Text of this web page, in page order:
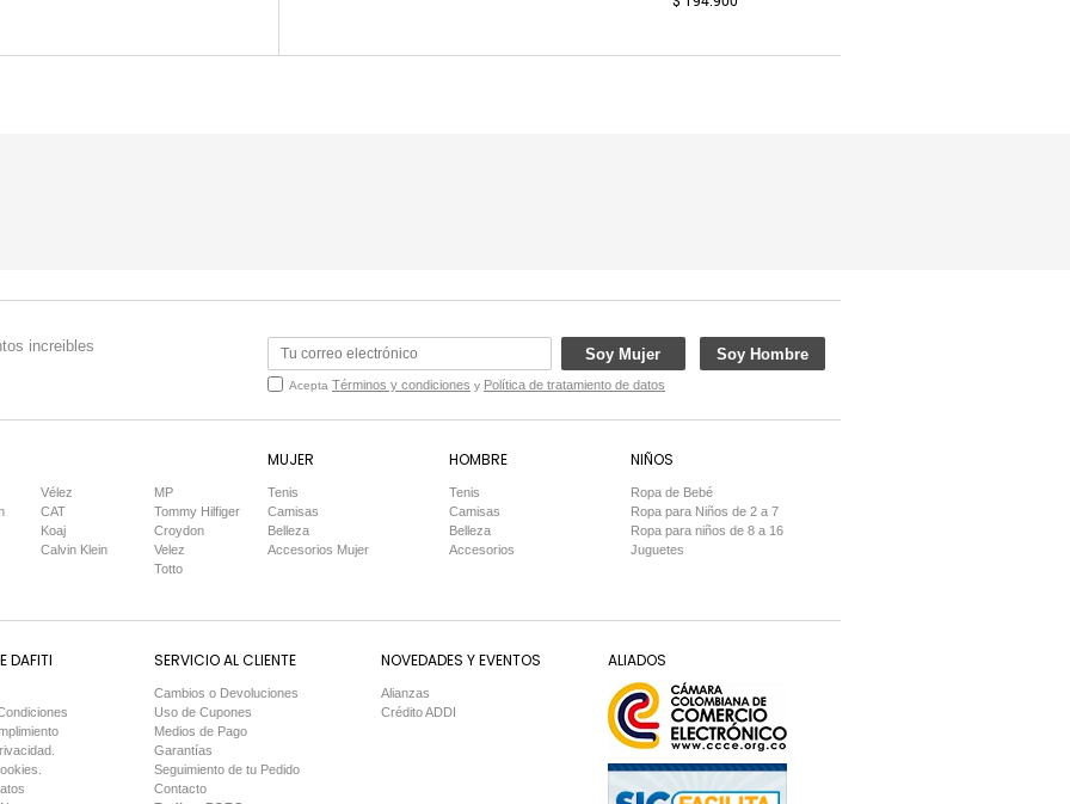
increibles Soy Mujer Soy Hombre
Acepta Términos y condiciones y Política de tratamiento de datos
Vélez
CAT
Koaj
Calvin Klein
MP
Tommy Hilfiger
Croydon
Velez
Totto
MUJER
Tenis
Camisas
Belleza
Accesorios Mujer
HOMBRE
Tenis
Camisas
Belleza
Accesorios
NIÑOS
Ropa de Bebé
Ropa para Niños de 2 a 7
Ropa para niños de 8 a 16
Juguetes
DAFITI SERVICIO AL CLIENTE
Cambios o Devoluciones
Uso de Cupones
Medios de Pago
Garantías
Seguimiento de tu Pedido
Contacto
NOVEDADES Y EVENTOS
Alianzas
Crédito ADDI
ALIADOS